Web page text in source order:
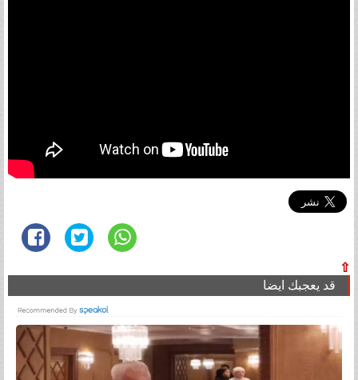
⇧
قد يعجبك ايضا